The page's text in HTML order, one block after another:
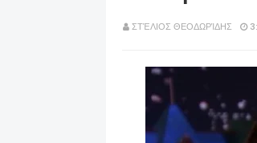
ΣΤΈΛΙΟΣ ΘΕΟΔΩΡΊΔΗΣ